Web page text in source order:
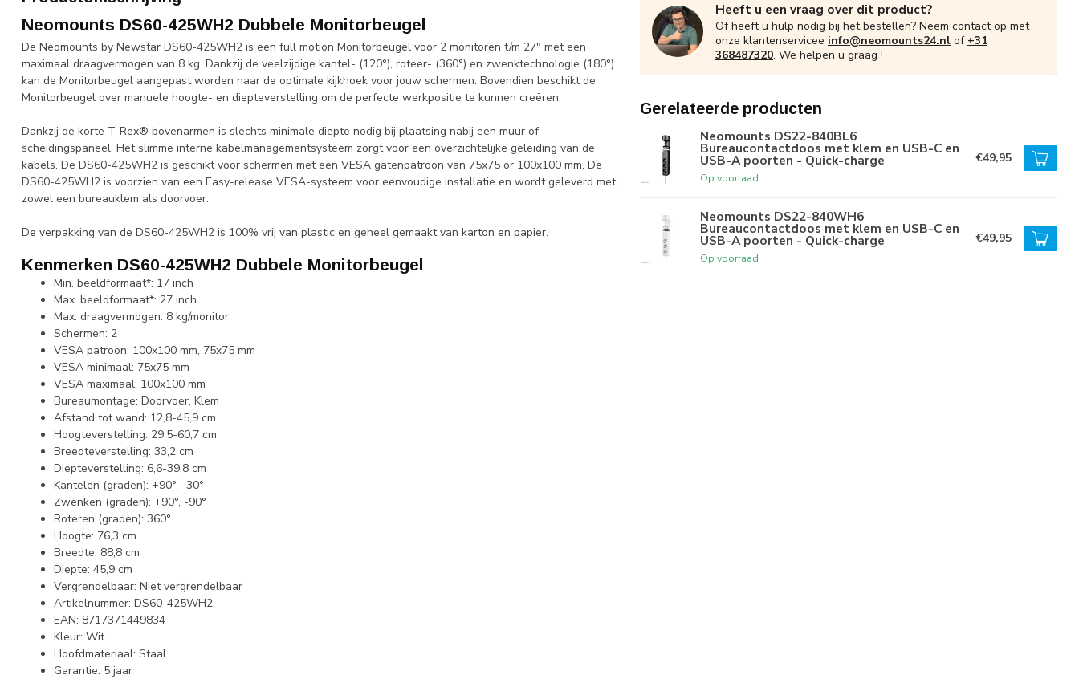
Neomounts DS60-425WH2 Dubbele Monitorbeugel
De Neomounts by Newstar DS60-425WH2 is een full motion Monitorbeugel voor 2 monitoren t/m 27" met een
maximaal draagvermogen van 8 kg. Dankzij de veelzijdige kantel- (120°), roteer- (360°) en zwenktechnologie (180°)
kan de Monitorbeugel aangepast worden naar de optimale kijkhoek voor jouw schermen. Bovendien beschikt de
Monitorbeugel over manuele hoogte- en diepteverstelling om de perfecte werkpositie te kunnen creëren.
Dankzij de korte T-Rex® bovenarmen is slechts minimale diepte nodig bij plaatsing nabij een muur of
scheidingspaneel. Het slimme interne kabelmanagementsysteem zorgt voor een overzichtelijke geleiding van de
kabels. De DS60-425WH2 is geschikt voor schermen met een VESA gatenpatroon van 75x75 or 100x100 mm. De
DS60-425WH2 is voorzien van een Easy-release VESA-systeem voor eenvoudige installatie en wordt geleverd met
zowel een bureauklem als doorvoer.
De verpakking van de DS60-425WH2 is 100% vrij van plastic en geheel gemaakt van karton en papier.
Kenmerken DS60-425WH2 Dubbele Monitorbeugel
Min. beeldformaat*: 17 inch
Max. beeldformaat*: 27 inch
Max. draagvermogen: 8 kg/monitor
Schermen: 2
VESA patroon: 100x100 mm, 75x75 mm
VESA minimaal: 75x75 mm
VESA maximaal: 100x100 mm
Bureaumontage: Doorvoer, Klem
Afstand tot wand: 12,8-45,9 cm
Hoogteverstelling: 29,5-60,7 cm
Breedteverstelling: 33,2 cm
Diepteverstelling: 6,6-39,8 cm
Kantelen (graden): +90°, -30°
Zwenken (graden): +90°, -90°
Roteren (graden): 360°
Hoogte: 76,3 cm
Breedte: 88,8 cm
Diepte: 45,9 cm
Vergrendelbaar: Niet vergrendelbaar
Artikelnummer: DS60-425WH2
EAN: 8717371449834
Kleur: Wit
Hoofdmateriaal: Staal
Garantie: 5 jaar
Heeft u een vraag over dit product?
Of heeft u hulp nodig bij het bestellen? Neem contact op met
onze klantenservicee info@neomounts24.nl of +31
368487320. We helpen u graag !
Gerelateerde producten
Neomounts DS22-840BL6
Bureaucontactdoos met klem en USB-C en
USB-A poorten - Quick-charge
Op voorraad
€49,95
Neomounts DS22-840WH6
Bureaucontactdoos met klem en USB-C en
USB-A poorten - Quick-charge
Op voorraad
€49,95